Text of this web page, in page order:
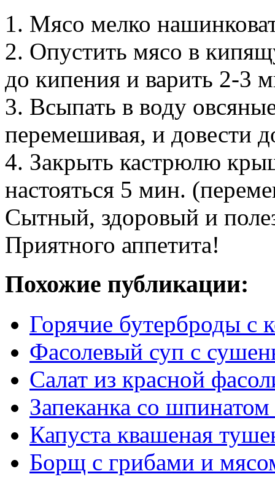
1. Мясо мелко
2. Опустить мясо в
до кипения и варить 2-3
3. Всыпать в воду
перемешивая, и довести
4. Закрыть кастрюлю
настояться 5 мин.
Сытный, здоровый и
Приятного аппетита!
Похожие публикации:
Горячие бутерброды с
Фасолевый суп с
Салат из красной
Запеканка со шпинатом
Капуста квашеная
Борщ с грибами и